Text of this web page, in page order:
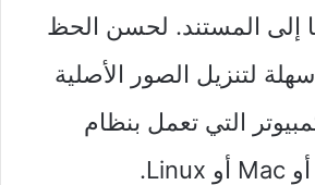
إلى المستند. لحسن الحظ
لتنزيل الصور الأصلية
التي تعمل بنظام